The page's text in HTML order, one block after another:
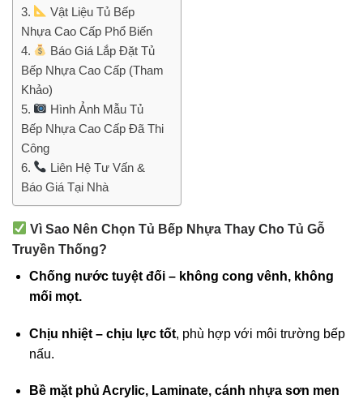
Vật Liệu Tủ Bếp
Nhựa Cao Cấp Phổ Biến
Báo Giá Lắp Đặt Tủ
Bếp Nhựa Cao Cấp (Tham
Khảo)
Hình Ảnh Mẫu Tủ
Bếp Nhựa Cao Cấp Đã Thi
Công
Liên Hệ Tư Vấn &
Báo Giá Tại Nhà
Vì Sao Nên Chọn Tủ Bếp Nhựa Thay Cho Tủ Gỗ
Truyền Thống?
Chống nước tuyệt đối – không cong vênh, không
mối mọt.
Chịu nhiệt – chịu lực tốt, phù hợp với môi trường bếp
nấu.
Bề mặt phủ Acrylic, Laminate, cánh nhựa sơn men